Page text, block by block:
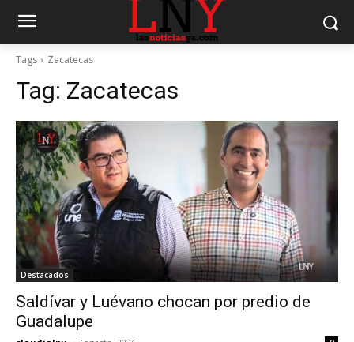
Tags Zacatecas
Tag: Zacatecas
Destacados
Saldívar y Luévano chocan por predio de
Guadalupe